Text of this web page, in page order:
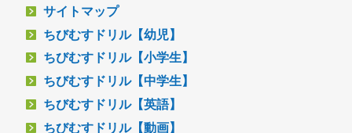
サイトマップ
ちびむすドリル【幼児】
ちびむすドリル【小学生】
ちびむすドリル【中学生】
ちびむすドリル【英語】
ちびむすドリル【動画】